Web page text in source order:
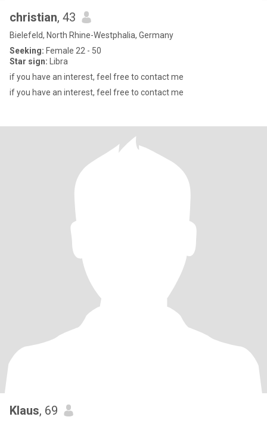
christian, 43
Bielefeld, North Rhine-Westphalia, Germany
Seeking: Female 22 - 50
Star sign: Libra
if you have an interest, feel free to contact me
if you have an interest, feel free to contact me
Klaus, 69